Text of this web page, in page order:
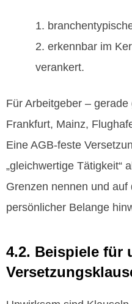
erkennbar im
verankert.
Für Arbeitgeber –
Frankfurt, Mainz,
Eine AGB‑feste
„gleichwertige Tätigkeit“
Grenzen nennen und
persönlicher Belange
4.2. Beispiele für